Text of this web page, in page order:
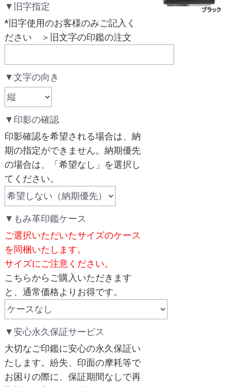
▼旧字指定
*旧字使用のお客様のみご記入く
ださい ＞旧文字の印鑑の注文
▼文字の向き
▼印影の確認
印影確認を希望される場合は、納
期の指定ができません。納期優先
の場合は、「希望なし」を選択し
てください。
▼もみ革印鑑ケース
ご選択いただいたサイズのケース
を同梱いたします。
サイズにご注意ください。
こちらからご購入いただきます
と、通常価格よりお得です。
▼安心永久保証サービス
大切なご印鑑に安心の永久保証い
たします。紛失、印面の摩耗等で
お困りの際に、保証期間なしで再